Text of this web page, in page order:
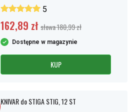
5
162,89 zł słowa 180,99 zł
Dostępne w magazynie
KUP
KNIVAR do STIGA STIG, 12 ST